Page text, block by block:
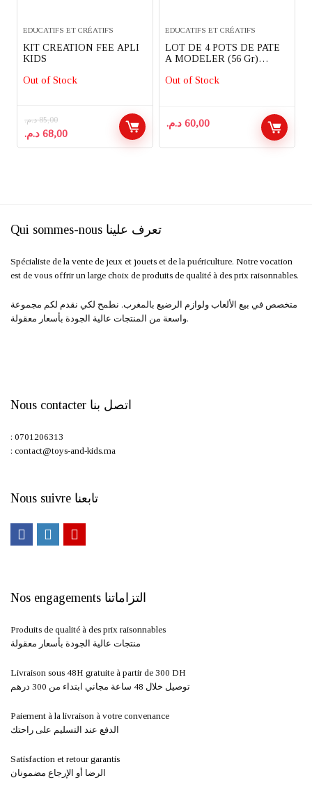
EDUCATIFS ET CRÉATIFS
KIT CREATION FEE APLI
KIDS
Out of Stock
85,00 د.م.
Le
prix
68,00 د.م.
Le
prix
EDUCATIFS ET CRÉATIFS
LOT DE 4 POTS DE PATE
A MODELER (56 Gr)
Out of Stock
60,00 د.م.
Qui sommes-nous تعرف علينا
Spécialiste de la vente de jeux et jouets et de la puériculture. Notre vocation
est de vous offrir un large choix de produits de qualité à des prix raisonnables.
متخصص في بيع الألعاب ولوازم الرضيع بالمغرب. نطمح لكي نقدم لكم مجموعة
واسعة من المنتجات عالية الجودة بأسعار معقولة.
Nous contacter اتصل بنا
: 0701206313
: contact@toys-and-kids.ma
Nous suivre تابعنا
Nos engagements التزاماتنا
Produits de qualité à des prix raisonnables
منتجات عالية الجودة بأسعار معقولة
Livraison sous 48H gratuite à partir de 300 DH ​
توصيل خلال 48 ساعة مجاني ابتداء من 300 درهم
Paiement à la livraison à votre convenance
الدفع عند التسليم على راحتك
Satisfaction et retour garantis
الرضا أو الإرجاع مضمونان